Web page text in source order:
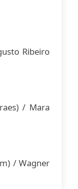
Ribeiro
/ Mara
/ Wagner